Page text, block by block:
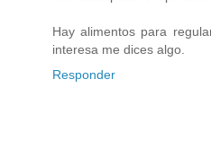
Hay alimentos para
interesa me dices algo.
Responder